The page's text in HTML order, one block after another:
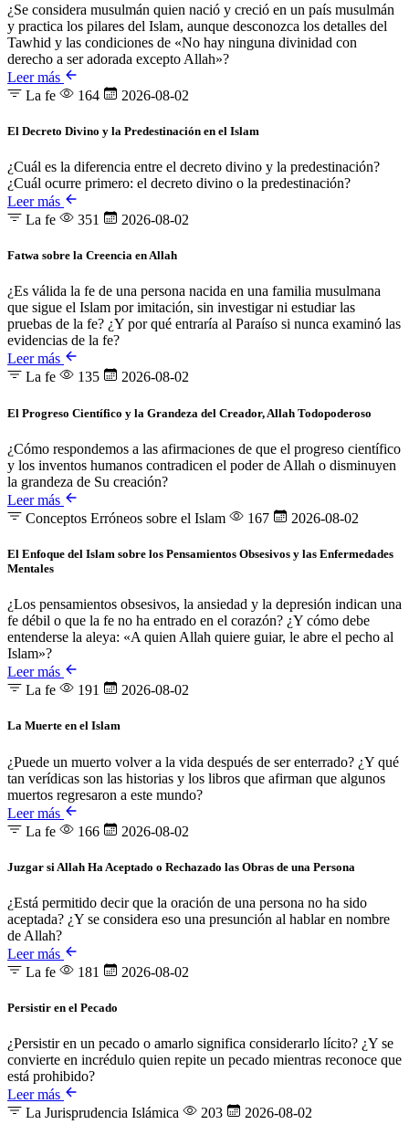
¿Se considera musulmán quien nació y creció en un país musulmán
y practica los pilares del Islam, aunque desconozca los detalles del
Tawhid y las condiciones de «No hay ninguna divinidad con
derecho a ser adorada excepto Allah»?
Leer más
La fe
164 2026-08-02
El Decreto Divino y la Predestinación en el Islam
¿Cuál es la diferencia entre el decreto divino y la predestinación?
¿Cuál ocurre primero: el decreto divino o la predestinación?
Leer más
La fe
351 2026-08-02
Fatwa sobre la Creencia en Allah
¿Es válida la fe de una persona nacida en una familia musulmana
que sigue el Islam por imitación, sin investigar ni estudiar las
pruebas de la fe? ¿Y por qué entraría al Paraíso si nunca examinó las
evidencias de la fe?
Leer más
La fe
135 2026-08-02
El Progreso Científico y la Grandeza del Creador, Allah Todopoderoso
¿Cómo respondemos a las afirmaciones de que el progreso científico
y los inventos humanos contradicen el poder de Allah o disminuyen
la grandeza de Su creación?
Leer más
Conceptos Erróneos sobre el Islam
167 2026-08-02
El Enfoque del Islam sobre los Pensamientos Obsesivos y las Enfermedades
Mentales
¿Los pensamientos obsesivos, la ansiedad y la depresión indican una
fe débil o que la fe no ha entrado en el corazón? ¿Y cómo debe
entenderse la aleya: «A quien Allah quiere guiar, le abre el pecho al
Islam»?
Leer más
La fe
191 2026-08-02
La Muerte en el Islam
¿Puede un muerto volver a la vida después de ser enterrado? ¿Y qué
tan verídicas son las historias y los libros que afirman que algunos
muertos regresaron a este mundo?
Leer más
La fe
166 2026-08-02
Juzgar si Allah Ha Aceptado o Rechazado las Obras de una Persona
¿Está permitido decir que la oración de una persona no ha sido
aceptada? ¿Y se considera eso una presunción al hablar en nombre
de Allah?
Leer más
La fe
181 2026-08-02
Persistir en el Pecado
¿Persistir en un pecado o amarlo significa considerarlo lícito? ¿Y se
convierte en incrédulo quien repite un pecado mientras reconoce que
está prohibido?
Leer más
La Jurisprudencia Islámica
203 2026-08-02